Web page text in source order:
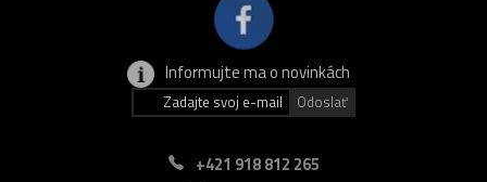
Informujte ma o novinkách
+421 918 812 265